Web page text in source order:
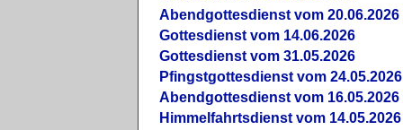
Abendgottesdienst vom 20.06.2026
Gottesdienst vom 14.06.2026
Gottesdienst vom 31.05.2026
Pfingstgottesdienst vom 24.05.2026
Abendgottesdienst vom 16.05.2026
Himmelfahrtsdienst vom 14.05.2026